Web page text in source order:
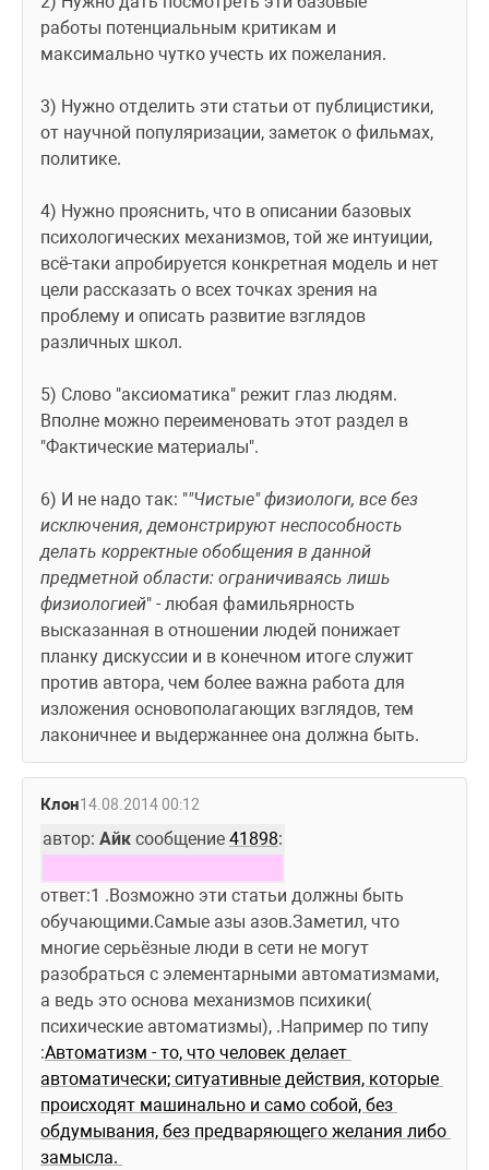
работы потенциальным критикам и
максимально чутко учесть их пожелания.
3) Нужно отделить эти статьи от публицистики,
от научной популяризации, заметок о фильмах,
политике.
4) Нужно прояснить, что в описании базовых
психологических механизмов, той же интуиции,
всё-таки апробируется конкретная модель и нет
цели рассказать о всех точках зрения на
проблему и описать развитие взглядов
различных школ.
5) Слово "аксиоматика" режит глаз людям.
Вполне можно переименовать этот раздел в
"Фактические материалы".
6) И не надо так: ""Чистые" физиологи, все без
исключения, демонстрируют неспособность
делать корректные обобщения в данной
предметной области: ограничиваясь лишь
физиологией" - любая фамильярность
высказанная в отношении людей понижает
планку дискуссии и в конечном итоге служит
против автора, чем более важна работа для
изложения основополагающих взглядов, тем
лаконичнее и выдержаннее она должна быть.
Клон14.08.2014 00:12
автор: Айк сообщение 41898:
ответ:1 .Возможно эти статьи должны быть
обучающими.Самые азы азов.Заметил, что
многие серьёзные люди в сети не могут
разобраться с элементарными автоматизмами,
а ведь это основа механизмов психики(
психические автоматизмы), .Например по типу
:Автоматизм - то, что человек делает
автоматически; ситуативные действия, которые
происходят машинально и само собой, без
обдумывания, без предваряющего желания либо
замысла.